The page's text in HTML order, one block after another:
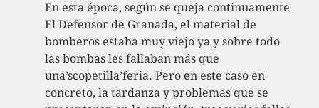
En esta época, según se queja continuamente
El Defensor de Granada, el material de
bomberos estaba muy viejo ya y sobre todo
las bombas les fallaban más que
una’scopetilla’feria. Pero en este caso en
concreto, la tardanza y problemas que se